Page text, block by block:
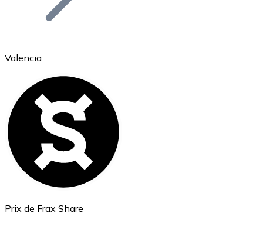
Ethereum
Valencia
Prix de Frax Share